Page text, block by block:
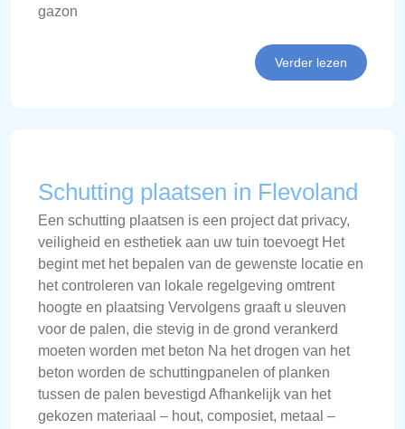
gazon
Verder lezen
Schutting plaatsen in Flevoland
Een schutting plaatsen is een project dat privacy,
veiligheid en esthetiek aan uw tuin toevoegt Het
begint met het bepalen van de gewenste locatie en
het controleren van lokale regelgeving omtrent
hoogte en plaatsing Vervolgens graaft u sleuven
voor de palen, die stevig in de grond verankerd
moeten worden met beton Na het drogen van het
beton worden de schuttingpanelen of planken
tussen de palen bevestigd Afhankelijk van het
gekozen materiaal – hout, composiet, metaal –